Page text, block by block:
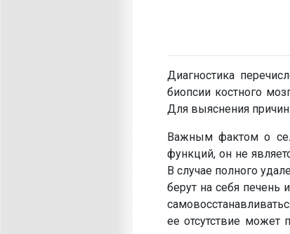
Диагностика
биопсии костного
Для выяснения
Важным фактом о
функций, он не
В случае полного
берут на себя печень
ее отсутствие может